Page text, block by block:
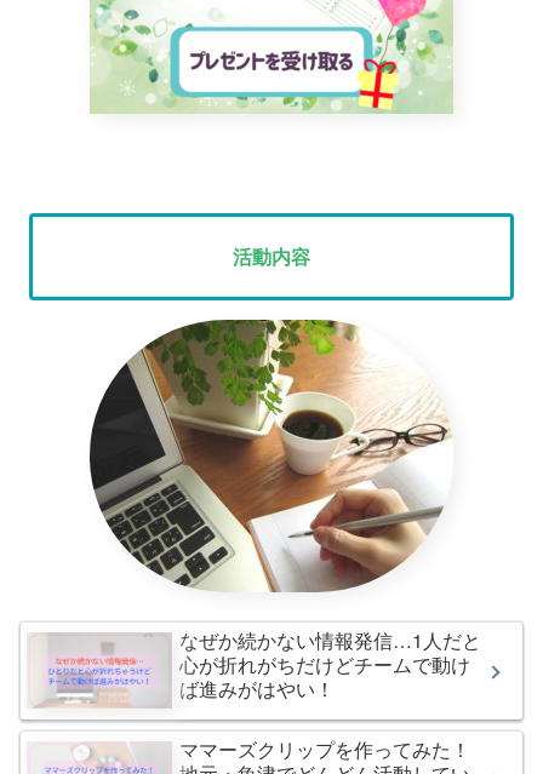
活動内容
なぜか続かない情報発信…1人だと
心が折れがちだけどチームで動け
ば進みがはやい！
ママーズクリップを作ってみた！